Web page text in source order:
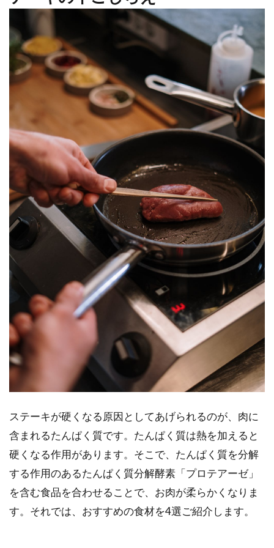
ステーキが硬くなる原因としてあげられるのが、肉に
含まれるたんぱく質です。たんぱく質は熱を加えると
硬くなる作用があります。そこで、たんぱく質を分解
する作用のあるたんぱく質分解酵素「プロテアーゼ」
を含む食品を合わせることで、お肉が柔らかくなりま
す。それでは、おすすめの食材を4選ご紹介します。